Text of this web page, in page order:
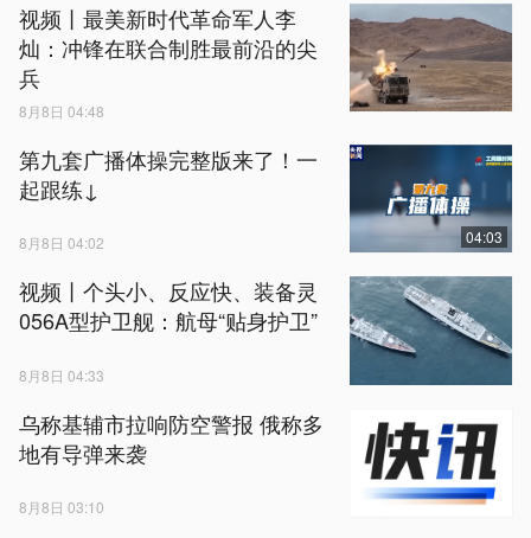
视频丨最美新时代革命军人李
灿：冲锋在联合制胜最前沿的尖
兵
8月8日 04:48
第九套广播体操完整版来了！一
起跟练↓
8月8日 04:02 04:03
视频丨个头小、反应快、装备灵
056A型护卫舰：航母“贴身护卫”
8月8日 04:33
乌称基辅市拉响防空警报 俄称多
地有导弹来袭
8月8日 03:10